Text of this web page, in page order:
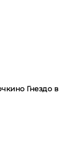
Гнездо в